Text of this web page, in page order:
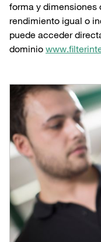
forma y dimensiones
rendimiento igual o
puede acceder
dominio